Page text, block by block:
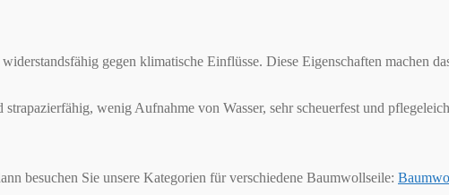
gegen klimatische Einflüsse. Diese Eigenschaften machen
wenig Aufnahme von Wasser, sehr scheuerfest und
besuchen Sie unsere Kategorien für verschiedene Baumwollseile: